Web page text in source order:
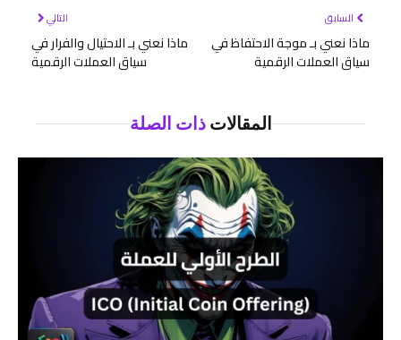
السابق
ماذا نعني بـ موجة الاحتفاظ في
سياق العملات الرقمية
التالي
ماذا نعني بـ الاحتيال والفرار في
سياق العملات الرقمية
المقالاتذات الصلة